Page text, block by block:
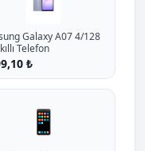
Galaxy A07 4/128
Telefon
₺
📱